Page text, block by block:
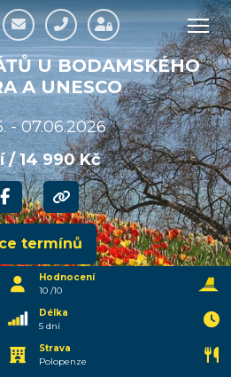
U BODAMSKÉHO
A UNESCO
- 07.06.2026
/ 14 990 Kč
termínů
Hodnocení
10 /10
Délka
5 dní
Strava
Polopenze